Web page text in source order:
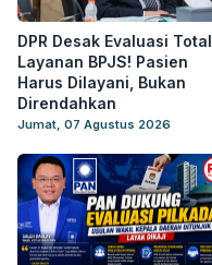
DPR Desak Evaluasi Total
Layanan BPJS! Pasien
Harus Dilayani, Bukan
Direndahkan
Jumat, 07 Agustus 2026